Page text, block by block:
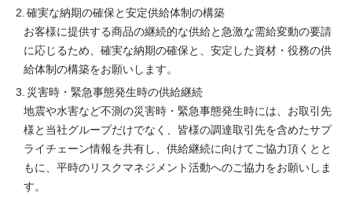
確実な納期の確保と安定供給体制の構築
お客様に提供する商品の継続的な供給と急激な需給変動の要請
に応じるため、確実な納期の確保と、安定した資材・役務の供
給体制の構築をお願いします。
災害時・緊急事態発生時の供給継続
地震や水害など不測の災害時・緊急事態発生時には、お取引先
様と当社グループだけでなく、皆様の調達取引先を含めたサプ
ライチェーン情報を共有し、供給継続に向けてご協力頂くとと
もに、平時のリスクマネジメント活動へのご協力をお願いしま
す。